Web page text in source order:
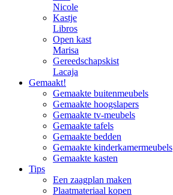
Nicole
Kastje
Libros
Open kast
Marisa
Gereedschapskist
Lacaja
Gemaakt!
Gemaakte buitenmeubels
Gemaakte hoogslapers
Gemaakte tv-meubels
Gemaakte tafels
Gemaakte bedden
Gemaakte kinderkamermeubels
Gemaakte kasten
Tips
Een zaagplan maken
Plaatmateriaal kopen